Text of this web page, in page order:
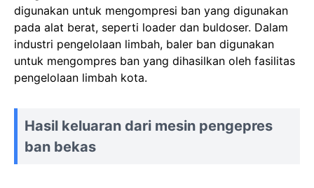
digunakan untuk mengompresi ban yang digunakan
pada alat berat, seperti loader dan buldoser. Dalam
industri pengelolaan limbah, baler ban digunakan
untuk mengompres ban yang dihasilkan oleh fasilitas
pengelolaan limbah kota.
Hasil keluaran dari mesin pengepres
ban bekas